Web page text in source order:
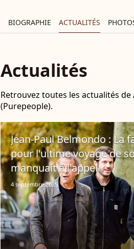
BIOGRAPHIE ACTUALITÉS
Actualités
Retrouvez toutes les actualités
(Purepeople).
Jean-Paul Belmondo : La
pour l'ultime voyage de
manquait à l'appel
4 septembre 2025